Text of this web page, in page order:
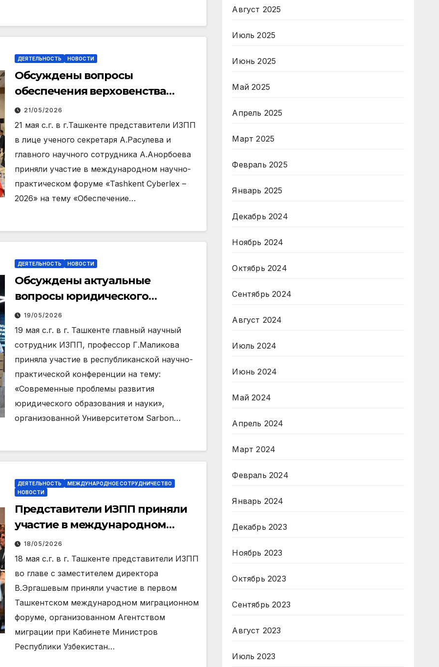
ДЕЯТЕЛЬНОСТЬ НОВОСТИ
Обсуждены вопросы
обеспечения верховенства
закона и кибербезопасности в
цифровую эпоху
21/05/2026
21 мая с.г. в г.Ташкенте представители ИЗПП
в лице ученого секретаря А.Расулева и
главного научного сотрудника А.Анорбоева
приняли участие в международном научно-
практическом форуме «Tashkent Cyberlex –
2026» на тему «Обеспечение…
ДЕЯТЕЛЬНОСТЬ НОВОСТИ
Обсуждены актуальные
вопросы юридического
образования и науки
19/05/2026
19 мая с.г. в г. Ташкенте главный научный
сотрудник ИЗПП, профессор Г.Маликова
приняла участие в республиканской научно-
практической конференции на тему:
«Современные проблемы развития
юридического образования и науки»,
организованной Университетом Sarbon…
ДЕЯТЕЛЬНОСТЬ
МЕЖДУНАРОДНОЕ СОТРУДНИЧЕСТВО
НОВОСТИ
Представители ИЗПП приняли
участие в международном
миграционном форуме
18/05/2026
18 мая с.г. в г. Ташкенте представители ИЗПП
во главе с заместителем директора
В.Эргашевым приняли участие в первом
Ташкентском международном миграционном
форуме, организованном Агентством
миграции при Кабинете Министров
Республики Узбекистан…
Август 2025
Июль 2025
Июнь 2025
Май 2025
Апрель 2025
Март 2025
Февраль 2025
Январь 2025
Декабрь 2024
Ноябрь 2024
Октябрь 2024
Сентябрь 2024
Август 2024
Июль 2024
Июнь 2024
Май 2024
Апрель 2024
Март 2024
Февраль 2024
Январь 2024
Декабрь 2023
Ноябрь 2023
Октябрь 2023
Сентябрь 2023
Август 2023
Июль 2023